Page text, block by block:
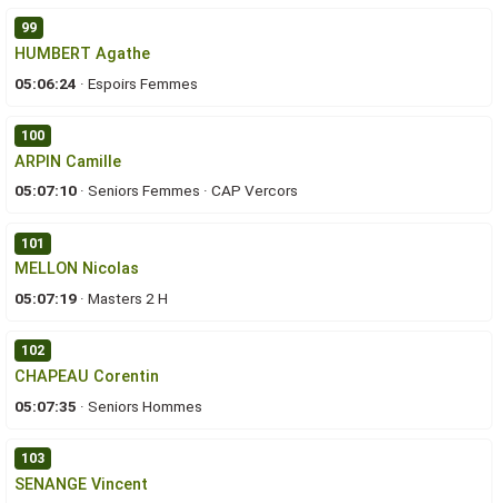
99
HUMBERT Agathe
05:06:24 ·Espoirs Femmes
100
ARPIN Camille
05:07:10 ·Seniors Femmes ·CAP Vercors
101
MELLON Nicolas
05:07:19 ·Masters 2 H
102
CHAPEAU Corentin
05:07:35 ·Seniors Hommes
103
SENANGE Vincent